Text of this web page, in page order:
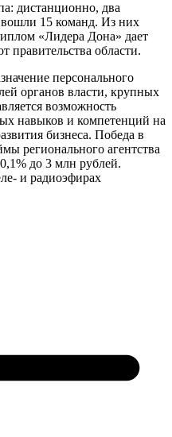
дистанционно, два
15 команд. Из них
«Лидера Дона» дает
правительства области.
персонального
органов власти, крупных
возможность
навыков и компетенций на
бизнеса. Победа в
регионального агентства
до 3 млн рублей.
и радиоэфирах